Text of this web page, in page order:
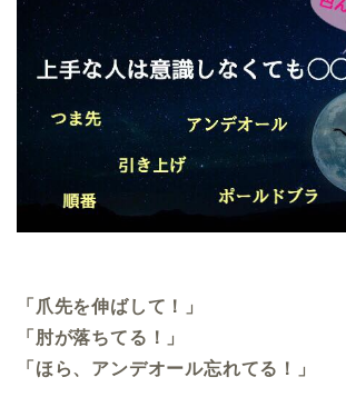
「爪先を伸ばして！」
「肘が落ちてる！」
「ほら、アンデオール忘れてる！」